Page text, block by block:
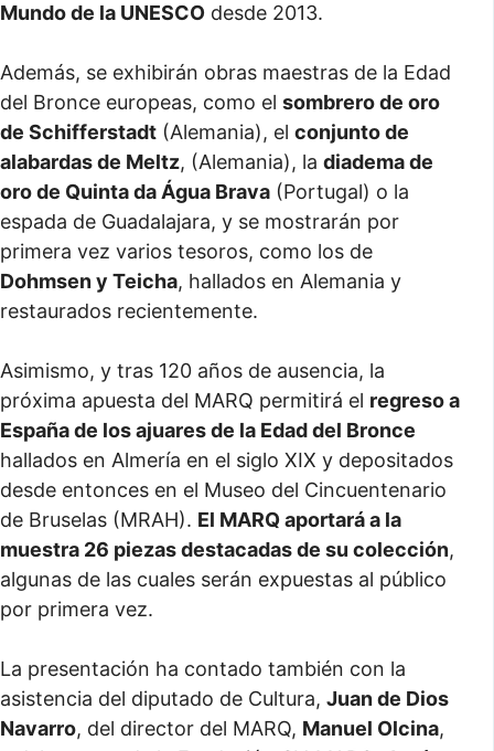
Mundo de la UNESCO desde 2013.
Además, se exhibirán obras maestras de la Edad
del Bronce europeas, como el sombrero de oro
de Schifferstadt (Alemania), el conjunto de
alabardas de Meltz, (Alemania), la diadema de
oro de Quinta da Água Brava (Portugal) o la
espada de Guadalajara, y se mostrarán por
primera vez varios tesoros, como los de
Dohmsen y Teicha, hallados en Alemania y
restaurados recientemente.
Asimismo, y tras 120 años de ausencia, la
próxima apuesta del MARQ permitirá el regreso a
España de los ajuares de la Edad del Bronce
hallados en Almería en el siglo XIX y depositados
desde entonces en el Museo del Cincuentenario
de Bruselas (MRAH). El MARQ aportará a la
muestra 26 piezas destacadas de su colección,
algunas de las cuales serán expuestas al público
por primera vez.
La presentación ha contado también con la
asistencia del diputado de Cultura, Juan de Dios
Navarro, del director del MARQ, Manuel Olcina,